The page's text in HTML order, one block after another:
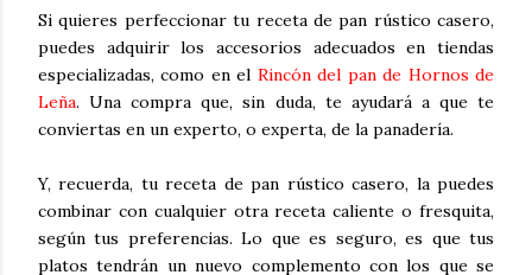
Si quieres perfeccionar tu receta de pan rústico casero,
puedes adquirir los accesorios adecuados en tiendas
especializadas, como en el Rincón del pan de Hornos de
Leña. Una compra que, sin duda, te ayudará a que te
conviertas en un experto, o experta, de la panadería.
Y, recuerda, tu receta de pan rústico casero, la puedes
combinar con cualquier otra receta caliente o fresquita,
según tus preferencias. Lo que es seguro, es que tus
platos tendrán un nuevo complemento con los que se